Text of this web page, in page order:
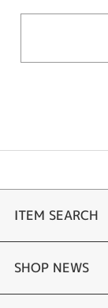
ITEM SEARCH
婚約指輪
SHOP NEWS